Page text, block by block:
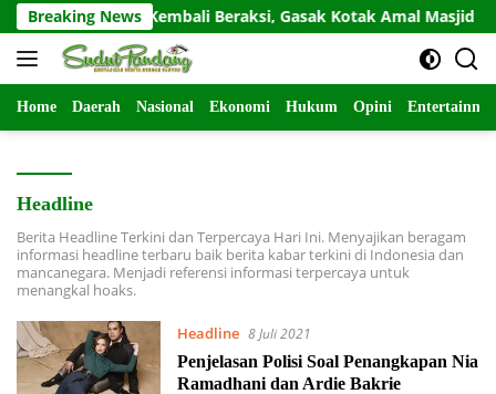
Langsung
ke
konten
Breaking News
Residivis Kembali Beraksi, Gasak Kotak Amal Masjid Sepi di
Home Daerah Nasional Ekonomi Hukum Opini
Headline
Berita Headline Terkini dan Terpercaya Hari Ini. Menyajikan beragam
informasi headline terbaru baik berita kabar terkini di Indonesia dan
mancanegara. Menjadi referensi informasi terpercaya untuk
menangkal hoaks.
Headline 8 Juli 2021
Penjelasan Polisi Soal Penangkapan Nia
Ramadhani dan Ardie Bakrie